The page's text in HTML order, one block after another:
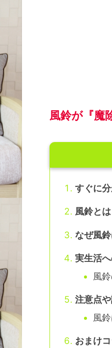
風鈴が『魔
すぐに
風鈴とは
なぜ風
実生活
風
注意点
風
おまけ